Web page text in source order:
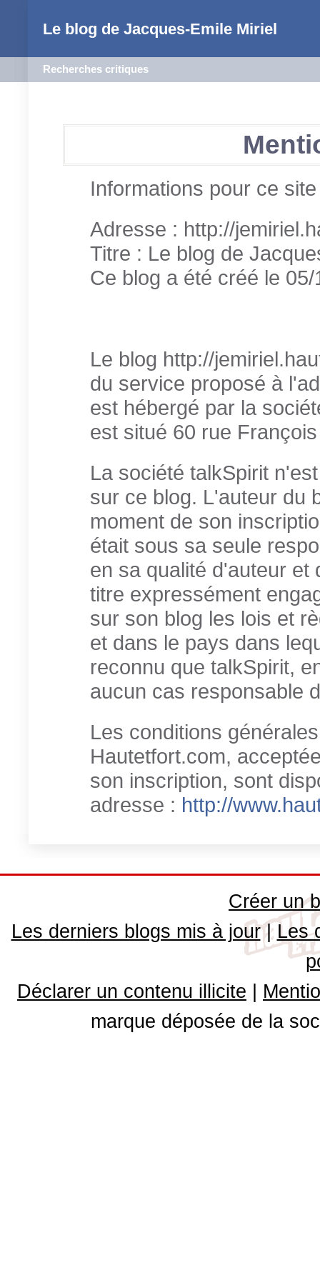
Le blog de Jacques-Emile Miriel
Recherches critiques
Informations pour ce
Adresse : http://
Titre : Le blog de
Ce blog a été créé le 05/
Le blog http://
du service proposé à
est hébergé par la
est situé 60 rue
La société talkSpirit
sur ce blog. L'auteur du
moment de son
était sous sa seule
en sa qualité d'auteur et
titre expressément
sur son blog les lois et
et dans le pays dans
reconnu que talkSpirit,
aucun cas responsable
Les conditions
Hautetfort.com,
son inscription, sont
adresse : http://
Créer un
Les derniers blogs mis à jour| Les
Déclarer un contenu illicite
marque déposée de la